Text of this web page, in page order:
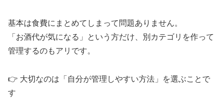
基本は食費にまとめてしまって問題ありません。
「お酒代が気になる」という方だけ、別カテゴリを作って
管理するのもアリです。
👉 大切なのは「自分が管理しやすい方法」を選ぶことで
す